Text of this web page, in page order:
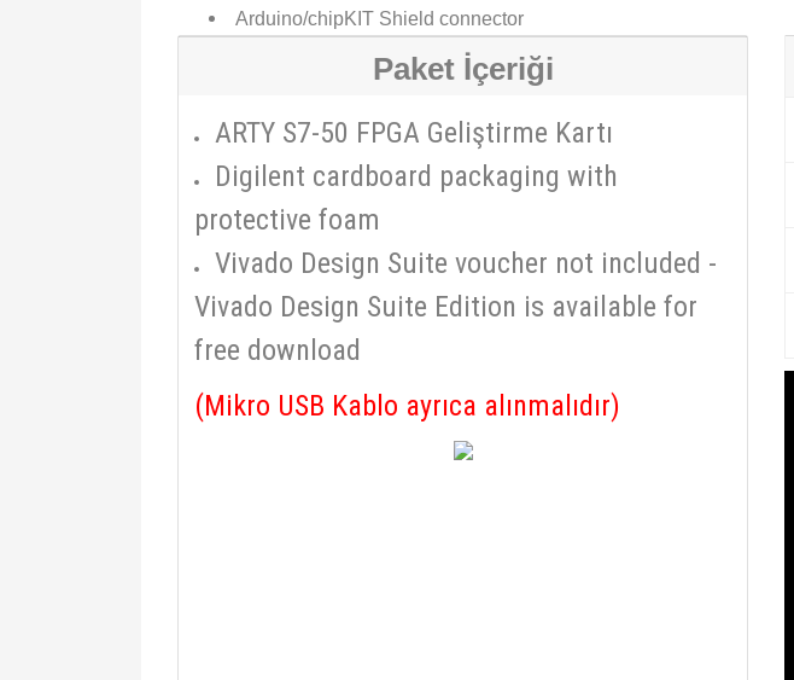
Arduino/chipKIT Shield connector
Paket İçeriği
ARTY S7-50 FPGA Geliştirme Kartı
Digilent cardboard packaging with
protective foam
Vivado Design Suite voucher not included -
Vivado Design Suite Edition is available for
free download
(Mikro USB Kablo ayrıca alınmalıdır)